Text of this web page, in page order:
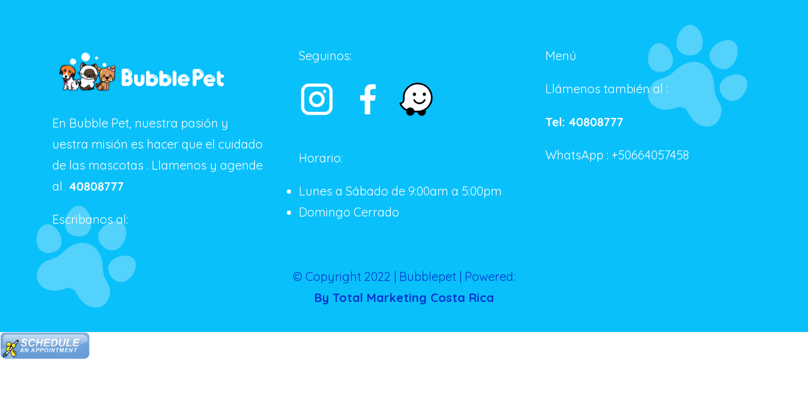
En Bubble Pet, nuestra pasión y
uestra misión es hacer que el cuidado
de las mascotas . Llamenos y agende
al 40808777
Escribanos al:
Seguinos:
Horario:
Lunes a Sábado de 9:00am a 5:00pm
Domingo Cerrado
Menú
Llámenos también al :
Tel: 40808777
WhatsApp : +50664057458
© Copyright 2022 | Bubblepet | Powered:
By Total Marketing Costa Rica